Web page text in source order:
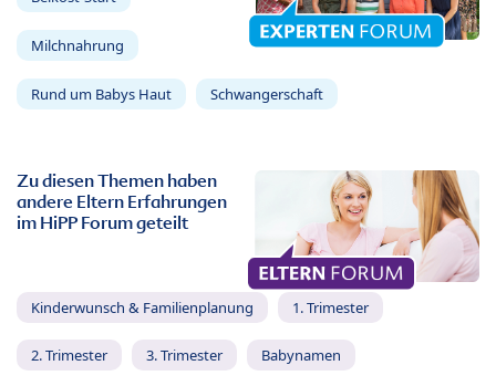
Milchnahrung
Rund um Babys Haut Schwangerschaft
Zu diesen Themen haben
andere Eltern Erfahrungen
im HiPP Forum geteilt
Kinderwunsch & Familienplanung 1. Trimester
2. Trimester 3. Trimester Babynamen